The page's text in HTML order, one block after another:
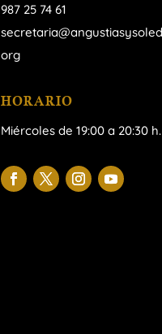
987 25 74 61
org
HORARIO
Miércoles de 19:00 a 20:30 h.